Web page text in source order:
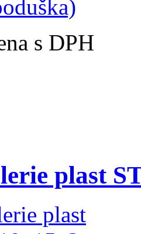
s DPH
plast